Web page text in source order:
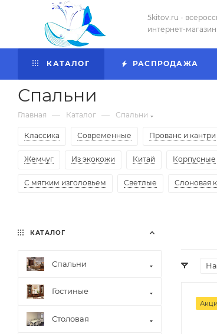
5kitov.ru -
интернет-
КАТАЛОГ РАСПРОДАЖА
Спальни
Главная — Каталог — Спальни
Классика Современные Прованс и кантри
Жемчуг Из экокожи Китай Корпусные
С мягким изголовьем Светлые Слоновая
КАТАЛОГ
Спальни
Гостиные
Столовая